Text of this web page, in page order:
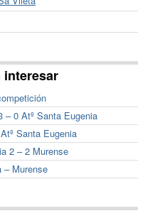
interesar
– 0 Atº Santa Eugenia
Santa Eugenia
2 – 2 Murense
– Murense